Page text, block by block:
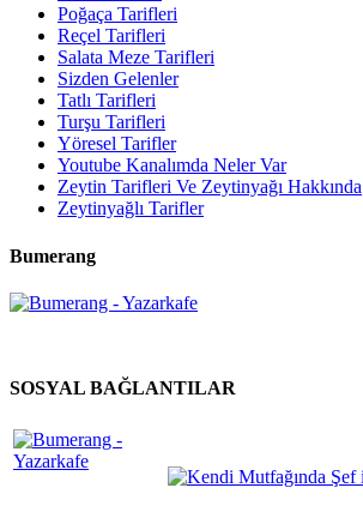
Poğaça Tarifleri
Reçel Tarifleri
Salata Meze Tarifleri
Sizden Gelenler
Tatlı Tarifleri
Turşu Tarifleri
Yöresel Tarifler
Youtube Kanalımda Neler Var
Zeytin Tarifleri Ve Zeytinyağı Hakkında
Zeytinyağlı Tarifler
Bumerang
SOSYAL BAĞLANTILAR